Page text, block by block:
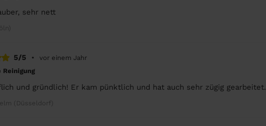
sehr nett
5/5 •
vor einem Jahr
Reinigung
und gründlich! Er kam pünktlich und hat auch sehr zügig gearbeitet.
(Düsseldorf)